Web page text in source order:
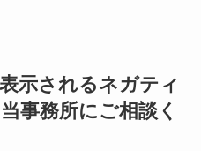
示されるネガティ
事務所にご相談く